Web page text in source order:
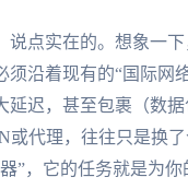
说点实在的。想象一
须沿着现有的“国际网
延迟，甚至包裹（数
或代理，往往只是换
”，它的任务就是为